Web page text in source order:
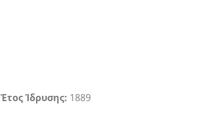
Έτος Ίδρυσης: 1889